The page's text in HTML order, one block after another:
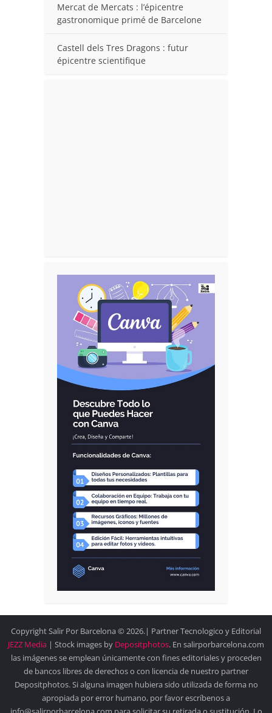
Mercat de Mercats : l’épicentre
gastronomique primé de Barcelone
Castell dels Tres Dragons : futur
épicentre scientifique
Copyright Salir Por Barcelona © 2026.| Partner Tecnologico y Editorial
JEZZ Media | Stock images by Depositphotos. En salirporbarcelona.com
las imágenes se emplean únicamente con fines editoriales y proceden
de bancos libres de derechos o con licencia de nuestro partner
Depositphotos. Si alguna imagen hubiera sido utilizada de forma no
apropiada por error humano, por favor escríbenos a